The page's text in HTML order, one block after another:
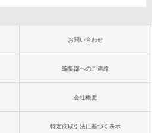
お問い合わせ
編集部へのご連絡
会社概要
特定商取引法に基づく表示